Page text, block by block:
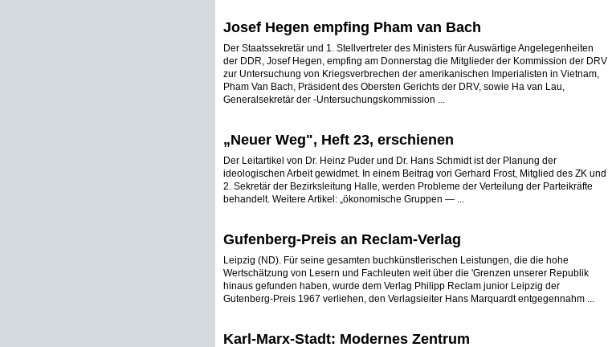
Josef Hegen empfing Pham van Bach
Der Staatssekretär und 1. Stellvertreter des Ministers für Auswärtige Angelegenheiten
der DDR, Josef Hegen, empfing am Donnerstag die Mitglieder der Kommission der DRV
zur Untersuchung von Kriegsverbrechen der amerikanischen Imperialisten in Vietnam,
Pham Van Bach, Präsident des Obersten Gerichts der DRV, sowie Ha van Lau,
Generalsekretär der -Untersuchungskommission ...
„Neuer Weg", Heft 23, erschienen
Der Leitartikel von Dr. Heinz Puder und Dr. Hans Schmidt ist der Planung der
ideologischen Arbeit gewidmet. In einem Beitrag vori Gerhard Frost, Mitglied des ZK und
2. Sekretär der Bezirksleitung Halle, werden Probleme der Verteilung der Parteikräfte
behandelt. Weitere Artikel: „ökonomische Gruppen — ...
Gufenberg-Preis an Reclam-Verlag
Leipzig (ND). Für seine gesamten buchkünstlerischen Leistungen, die die hohe
Wertschätzung von Lesern und Fachleuten weit über die 'Grenzen unserer Republik
hinaus gefunden haben, wurde dem Verlag Philipp Reclam junior Leipzig der
Gutenberg-Preis 1967 verliehen, den Verlagsieiter Hans Marquardt entgegennahm ...
Karl-Marx-Stadt: Modernes Zentrum